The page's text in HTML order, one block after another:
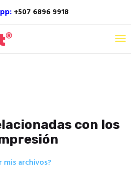
+507 6896 9918‬
con los
archivos?